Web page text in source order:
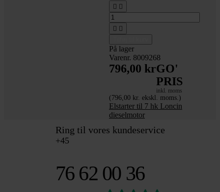
 
 
På lager
Varenr. 8009268
796,00 krGO'
PRIS
inkl. moms
(796,00 kr. ekskl. moms.)
Elstarter til 7 hk Loncin
dieselmotor
Ring til vores kundeservice
+45
76 62 00 36